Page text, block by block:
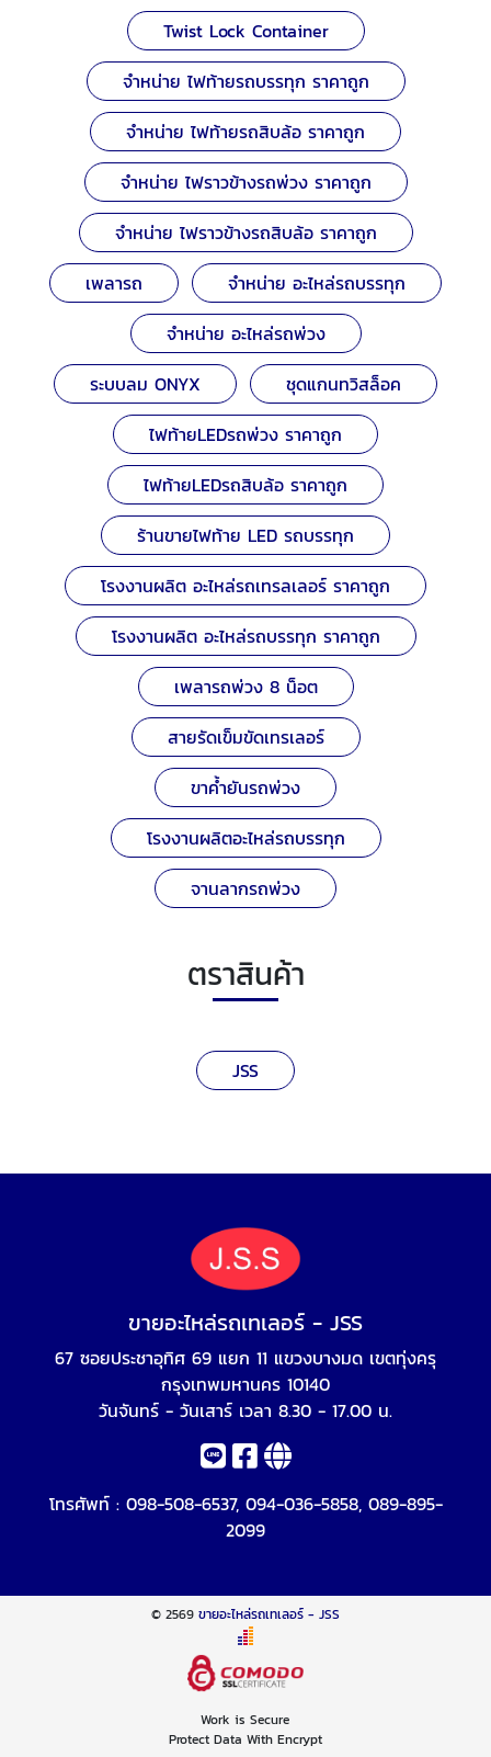
Twist Lock Container
จำหน่าย ไฟท้ายรถบรรทุก ราคาถูก
จำหน่าย ไฟท้ายรถสิบล้อ ราคาถูก
จำหน่าย ไฟราวข้างรถพ่วง ราคาถูก
จำหน่าย ไฟราวข้างรถสิบล้อ ราคาถูก
เพลารถ
จำหน่าย อะไหล่รถบรรทุก
จำหน่าย อะไหล่รถพ่วง
ระบบลม ONYX
ชุดแกนทวิสล็อค
ไฟท้ายLEDรถพ่วง ราคาถูก
ไฟท้ายLEDรถสิบล้อ ราคาถูก
ร้านขายไฟท้าย LED รถบรรทุก
โรงงานผลิต อะไหล่รถเทรลเลอร์ ราคาถูก
โรงงานผลิต อะไหล่รถบรรทุก ราคาถูก
เพลารถพ่วง 8 น็อต
สายรัดเข็มขัดเทรเลอร์
ขาค้ำยันรถพ่วง
โรงงานผลิตอะไหล่รถบรรทุก
จานลากรถพ่วง
ตราสินค้า
JSS
ขายอะไหล่รถเทเลอร์ - JSS
67 ซอยประชาอุทิศ 69 แยก 11 แขวงบางมด เขตทุ่งครุ
กรุงเทพมหานคร 10140
วันจันทร์ - วันเสาร์ เวลา 8.30 - 17.00 น.
โทรศัพท์ : 098-508-6537, 094-036-5858, 089-895-
2099
© 2569 ขายอะไหล่รถเทเลอร์ - JSS
Work is Secure
Protect Data With Encrypt